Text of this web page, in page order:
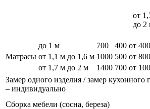
от
до 2
Матрасы
до 1 м 700 400 от
от 1,1 м до 1,6 м 1000 500 от
от 1,7 м до 2 м
1400 700 от
Замер одного изделия / замер кухонного
– индивидуально
Сборка мебели (сосна, береза)